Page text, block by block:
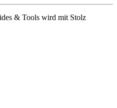
& Tools wird mit Stolz